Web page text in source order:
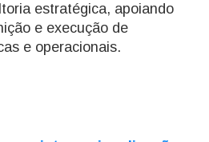
estratégica, apoiando
e execução de
e operacionais.